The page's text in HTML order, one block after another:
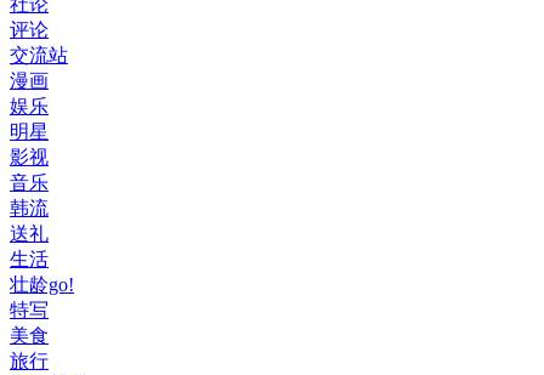
社论
评论
交流站
漫画
娱乐
明星
影视
音乐
韩流
送礼
生活
壮龄go!
特写
美食
旅行